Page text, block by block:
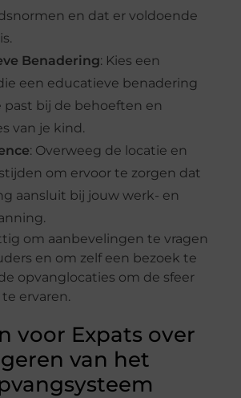
en dat er voldoende
Benadering: Kies een
een educatieve benadering
past bij de behoeften en
van je kind.
: Overweeg de locatie en
om ervoor te zorgen dat
aansluit bij jouw werk- en
om aanbevelingen te vragen
en om zelf een bezoek te
opvanglocaties om de sfeer
ervaren.
voor Expats over
van het